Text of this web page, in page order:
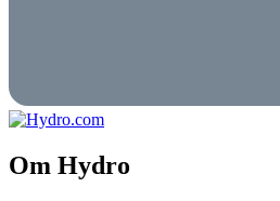
Om Hydro